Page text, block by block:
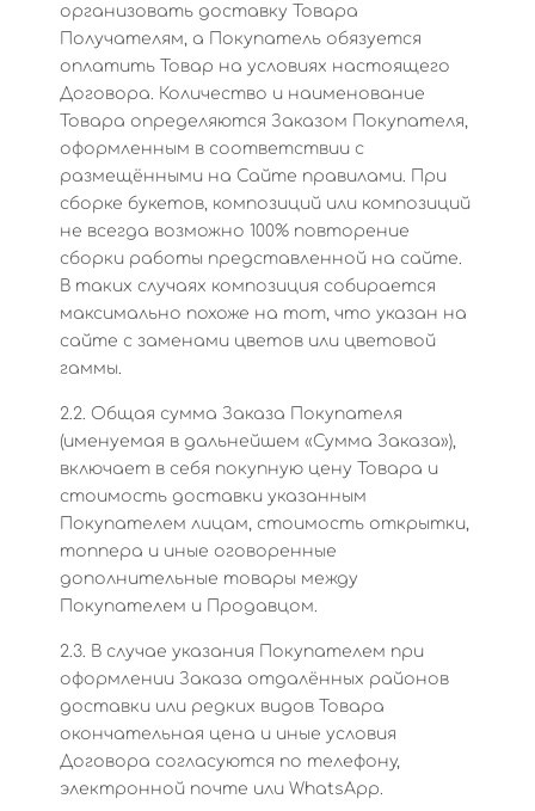
организовать доставку Товара
Получателям, а Покупатель обязуется
оплатить Товар на условиях настоящего
Договора. Количество и наименование
Товара определяются Заказом Покупателя,
оформленным в соответствии с
размещёнными на Сайте правилами. При
сборке букетов, композиций или композиций
не всегда возможно 100% повторение
сборки работы представленной на сайте.
В таких случаях композиция собирается
максимально похоже на тот, что указан на
сайте с заменами цветов или цветовой
гаммы.
2.2. Общая сумма Заказа Покупателя
(именуемая в дальнейшем «Сумма Заказа»),
включает в себя покупную цену Товара и
стоимость доставки указанным
Покупателем лицам, стоимость открытки,
топпера и иные оговоренные
дополнительные товары между
Покупателем и Продавцом.
2.3. В случае указания Покупателем при
оформлении Заказа отдалённых районов
доставки или редких видов Товара
окончательная цена и иные условия
Договора согласуются по телефону,
электронной почте или WhatsApp.